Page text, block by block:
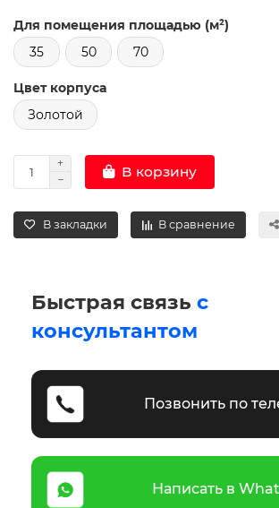
Для помещения площадью (м²)
35
50 70
Цвет корпуса
Золотой
В корзину
В закладки В сравнение
Быстрая связь с
консультантом
Позвонить по
Написать в